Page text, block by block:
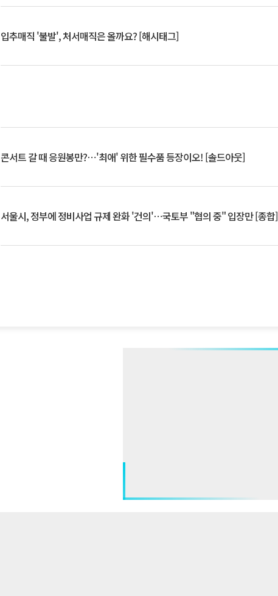
입추매직 '불발', 처서매직은 올까요? [해시태그]
콘서트 갈 때 응원봉만?⋯'최애' 위한 필수품 등장이오! [솔드아웃]
서울시, 정부에 정비사업 규제 완화 '건의'⋯국토부 "협의 중" 입장만 [종합]